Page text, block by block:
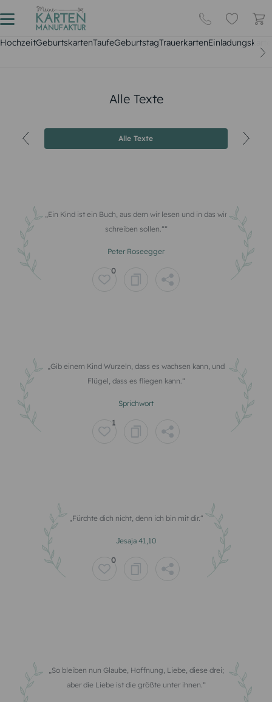
HochzeitGeburtskartenTaufeGeburtstagTrauerkarten
Alle Texte
Alle Texte
Ein Kind ist ein Buch, aus dem wir lesen und in das wir
schreiben sollen.“
Peter Roseegger
0
Gib einem Kind Wurzeln, dass es wachsen kann, und
Flügel, dass es fliegen kann.
Sprichwort
1
Fürchte dich nicht, denn ich bin mit dir.
Jesaja 41,10
0
So bleiben nun Glaube, Hoffnung, Liebe, diese drei;
aber die Liebe ist die größte unter ihnen.